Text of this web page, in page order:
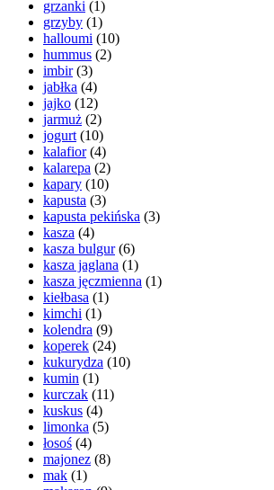
grzanki (1)
grzyby (1)
halloumi (10)
hummus (2)
imbir(3)
jabłka (4)
jajko (12)
jarmuż (2)
jogurt (10)
kalafior(4)
kalarepa (2)
kapary (10)
kapusta (3)
kapusta pekińska (3)
kasza (4)
kasza bulgur(6)
kasza jaglana (1)
kasza jęczmienna (1)
kiełbasa (1)
kimchi (1)
kolendra (9)
koperek (24)
kukurydza (10)
kumin (1)
kurczak (11)
kuskus (4)
limonka (5)
łosoś (4)
majonez (8)
mak (1)